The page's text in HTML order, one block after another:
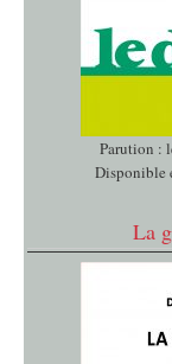
Parution :
Disponible
La